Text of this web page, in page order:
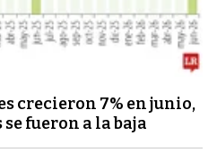
crecieron 7% en junio,
fueron a la baja